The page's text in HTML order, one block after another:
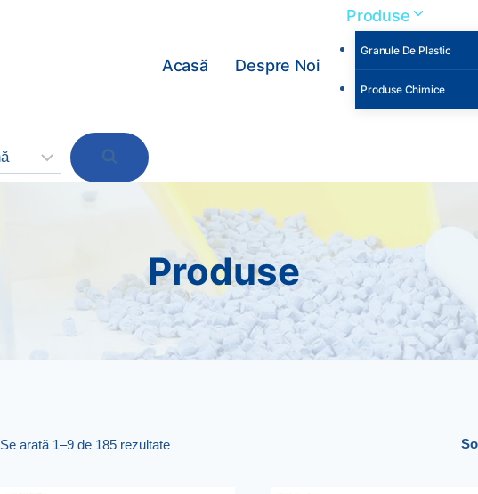
Acasă Despre Noi
Produse
Granule De Plastic
Produse Chimice
Produse
Se arată 1–9 de 185 rezultate